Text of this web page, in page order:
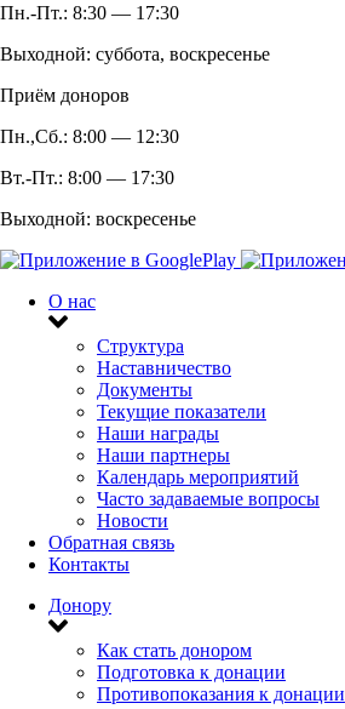
Пн.-Пт.: 8:30 — 17:30
Выходной: суббота, воскресенье
Приём доноров
Пн.,Сб.: 8:00 — 12:30
Вт.-Пт.: 8:00 — 17:30
Выходной: воскресенье
О нас
Структура
Наставничество
Документы
Текущие показатели
Наши награды
Наши партнеры
Календарь мероприятий
Часто задаваемые вопросы
Новости
Обратная связь
Контакты
Донору
Как стать донором
Подготовка к донации
Противопоказания к донации